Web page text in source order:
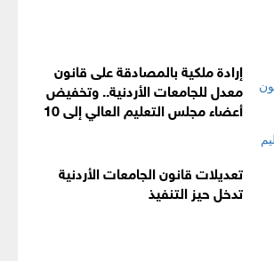
إرادة ملكية بالمصادقة على قانون
معدل للجامعات الأردنية.. وتخفيض
أعضاء مجلس التعليم العالي إلى 10
تعديلات قانون الجامعات الأردنية
تدخل حيز التنفيذ